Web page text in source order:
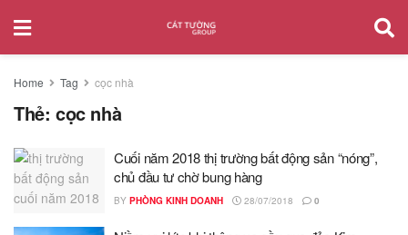
Home Tag cọc nhà
Thẻ: cọc nhà
Cuối năm 2018 thị trường bất động sản “nóng”,
chủ đầu tư chờ bung hàng
BY PHÒNG KINH DOANH 28/07/2018 0